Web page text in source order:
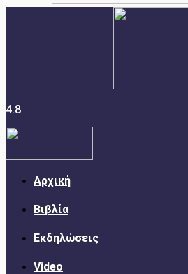
4.8
Αρχική
Βιβλία
Εκδηλώσεις
Video